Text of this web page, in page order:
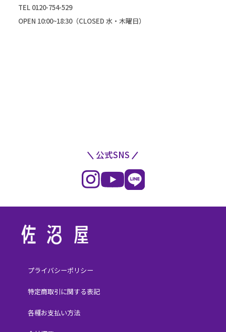
TEL 0120-754-529
OPEN 10:00~18:30（CLOSED 水・木曜日）
公式SNS
プライバシーポリシー
特定商取引に関する表記
各種お支払い方法